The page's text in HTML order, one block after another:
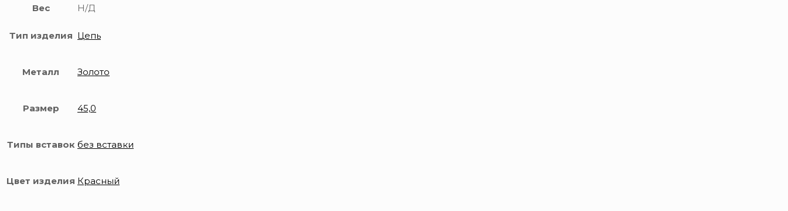
Вес Н/Д
Тип изделия Цепь
Металл Золото
Размер 45,0
Типы вставок без вставки
Цвет изделия Красный